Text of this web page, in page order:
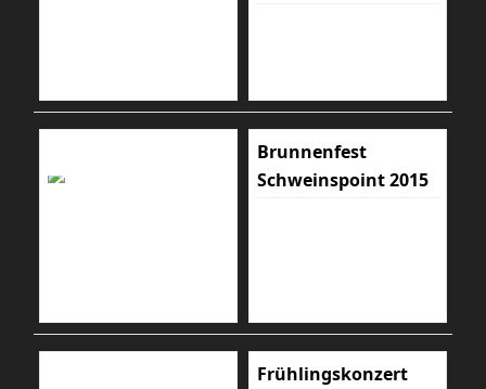
Brunnenfest
Schweinspoint 2015
Frühlingskonzert